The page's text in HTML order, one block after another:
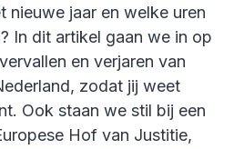
nieuwe jaar en welke uren
In dit artikel gaan we in op
en verjaren van
zodat jij weet
Ook staan we stil bij een
Hof van Justitie,